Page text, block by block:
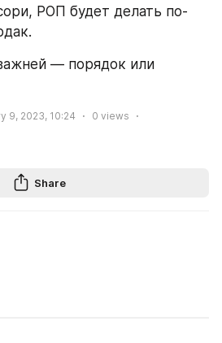
РОП будет делать по-
— порядок или
9, 2023, 10:24 0 views
Share